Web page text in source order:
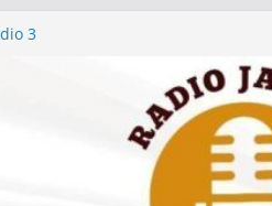
3
reforma de contenedor en vivienda
medalla en el Atletismo de
y tiene sello jaruqueño